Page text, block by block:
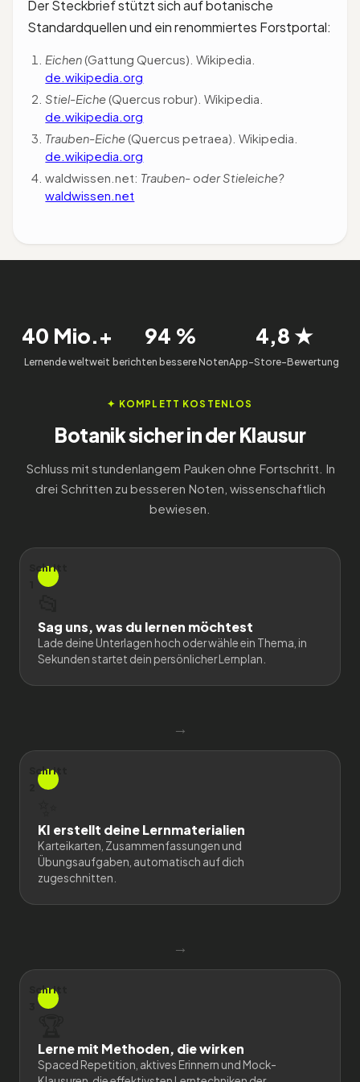
Der Steckbrief stützt sich auf botanische
Standardquellen und ein renommiertes Forstportal:
Eichen(Gattung Quercus). Wikipedia.
de.wikipedia.org
Stiel-Eiche(Quercus robur). Wikipedia.
de.wikipedia.org
Trauben-Eiche(Quercus petraea). Wikipedia.
de.wikipedia.org
waldwissen.net: Trauben- oder Stieleiche?
waldwissen.net
40 Mio.+
Lernende weltweit
94 %
berichten bessere Noten
4,8 ★
App-Store-Bewertung
✦ KOMPLETT KOSTENLOS
Botanik sicher in der Klausur
Schluss mit stundenlangem Pauken ohne Fortschritt. In
drei Schritten zu besseren Noten, wissenschaftlich
bewiesen.
Schritt
Sag uns, was du lernen möchtest
Lade deine Unterlagen hoch oder wähle ein Thema, in
Sekunden startet dein persönlicher Lernplan.
→
Schritt
KI erstellt deine Lernmaterialien
Karteikarten, Zusammenfassungen und
Übungsaufgaben, automatisch auf dich
zugeschnitten.
→
Schritt
Lerne mit Methoden, die wirken
Spaced Repetition, aktives Erinnern und Mock-